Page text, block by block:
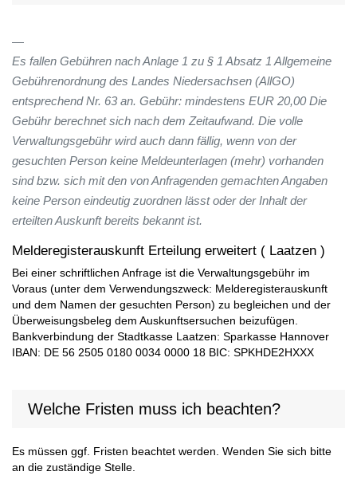
Es fallen Gebühren nach Anlage 1 zu § 1 Absatz 1 Allgemeine
Gebührenordnung des Landes Niedersachsen (AllGO)
entsprechend Nr. 63 an. Gebühr: mindestens EUR 20,00 Die
Gebühr berechnet sich nach dem Zeitaufwand. Die volle
Verwaltungsgebühr wird auch dann fällig, wenn von der
gesuchten Person keine Meldeunterlagen (mehr) vorhanden
sind bzw. sich mit den von Anfragenden gemachten Angaben
keine Person eindeutig zuordnen lässt oder der Inhalt der
erteilten Auskunft bereits bekannt ist.
Melderegisterauskunft Erteilung erweitert ( Laatzen )
Bei einer schriftlichen Anfrage ist die Verwaltungsgebühr im
Voraus (unter dem Verwendungszweck: Melderegisterauskunft
und dem Namen der gesuchten Person) zu begleichen und der
Überweisungsbeleg dem Auskunftsersuchen beizufügen.
Bankverbindung der Stadtkasse Laatzen: Sparkasse Hannover
IBAN: DE 56 2505 0180 0034 0000 18 BIC: SPKHDE2HXXX
Welche Fristen muss ich beachten?
Es müssen ggf. Fristen beachtet werden. Wenden Sie sich bitte
an die zuständige Stelle.